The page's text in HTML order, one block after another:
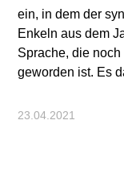
ein, in dem der
Enkeln aus dem
Sprache, die noch
geworden ist. Es
23.04.2021